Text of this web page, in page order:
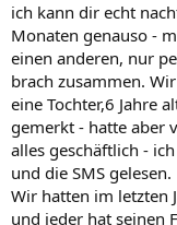
ich kann dir echt
Monaten genauso -
einen anderen, nur
brach zusammen.
eine Tochter,6 Jahre
gemerkt - hatte aber
alles geschäftlich -
und die SMS gelesen.
Wir hatten im letzten
und jeder hat seinen